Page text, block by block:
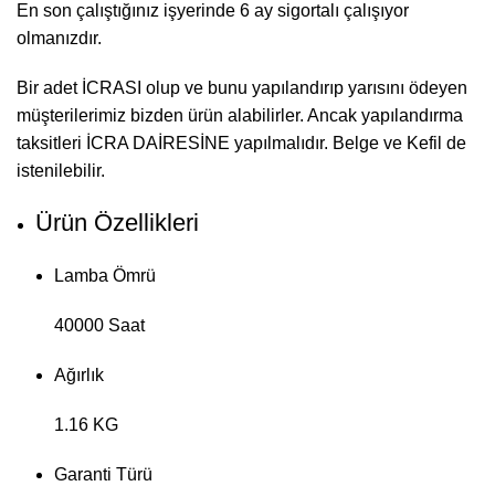
En son çalıştığınız işyerinde 6 ay sigortalı çalışıyor
olmanızdır.
Bir adet İCRASI olup ve bunu yapılandırıp yarısını ödeyen
müşterilerimiz bizden ürün alabilirler. Ancak yapılandırma
taksitleri İCRA DAİRESİNE yapılmalıdır. Belge ve Kefil de
istenilebilir.
Ürün Özellikleri
Lamba Ömrü
40000 Saat
Ağırlık
1.16 KG
Garanti Türü